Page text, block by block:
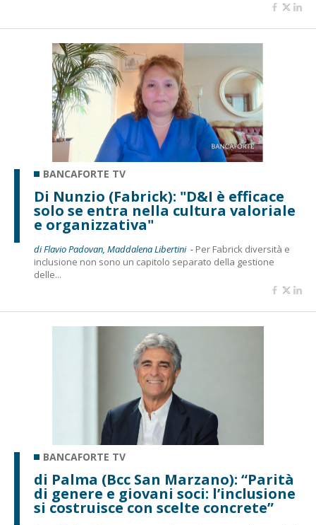
BANCAFORTE TV
Di Nunzio (Fabrick): "D&I è efficace
solo se entra nella cultura valoriale
e organizzativa"
di Flavio Padovan, Maddalena Libertini - Per Fabrick diversità e
inclusione non sono un capitolo separato della gestione
delle...
BANCAFORTE TV
di Palma (Bcc San Marzano): “Parità
di genere e giovani soci: l’inclusione
si costruisce con scelte concrete”